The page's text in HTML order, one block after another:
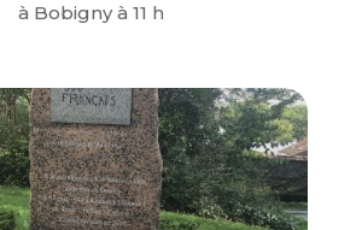
à Bobigny à 11 h